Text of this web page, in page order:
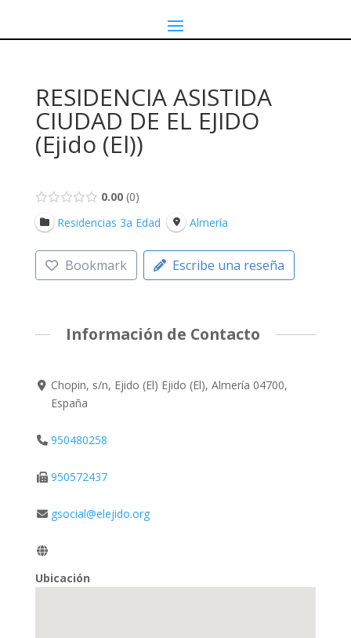
RESIDENCIA ASISTIDA
CIUDAD DE EL EJIDO
(Ejido (El))
0.00 0
Residencias 3a Edad
Almería
Bookmark Escribe una reseña
Información de Contacto
Chopin, s/n, Ejido (El) Ejido (El), Almería 04700,
España
950480258
950572437
gsocial@elejido.org
Ubicación